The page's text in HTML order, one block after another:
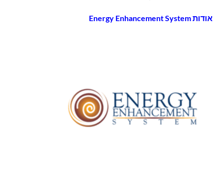
אודותEnergy Enhancement System